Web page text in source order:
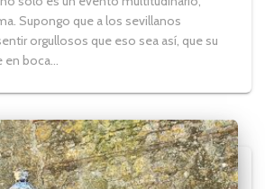
Supongo que a los sevillanos
orgullosos que eso sea así, que su
boca...